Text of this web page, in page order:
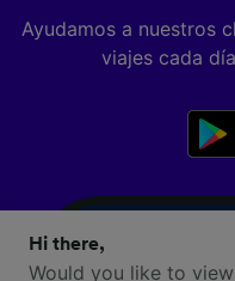
Ayudamos a nuestros
viajes cada
Hi there,
Would you like to